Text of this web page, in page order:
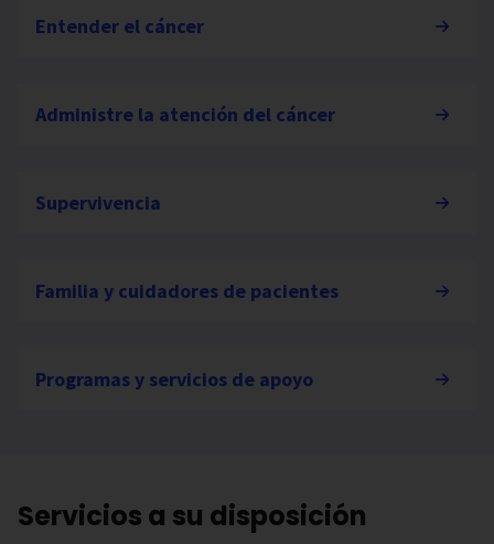
Entender el cáncer
Administre la atención del cáncer
Supervivencia
Familia y cuidadores de pacientes
Programas y servicios de apoyo
Servicios a su disposición